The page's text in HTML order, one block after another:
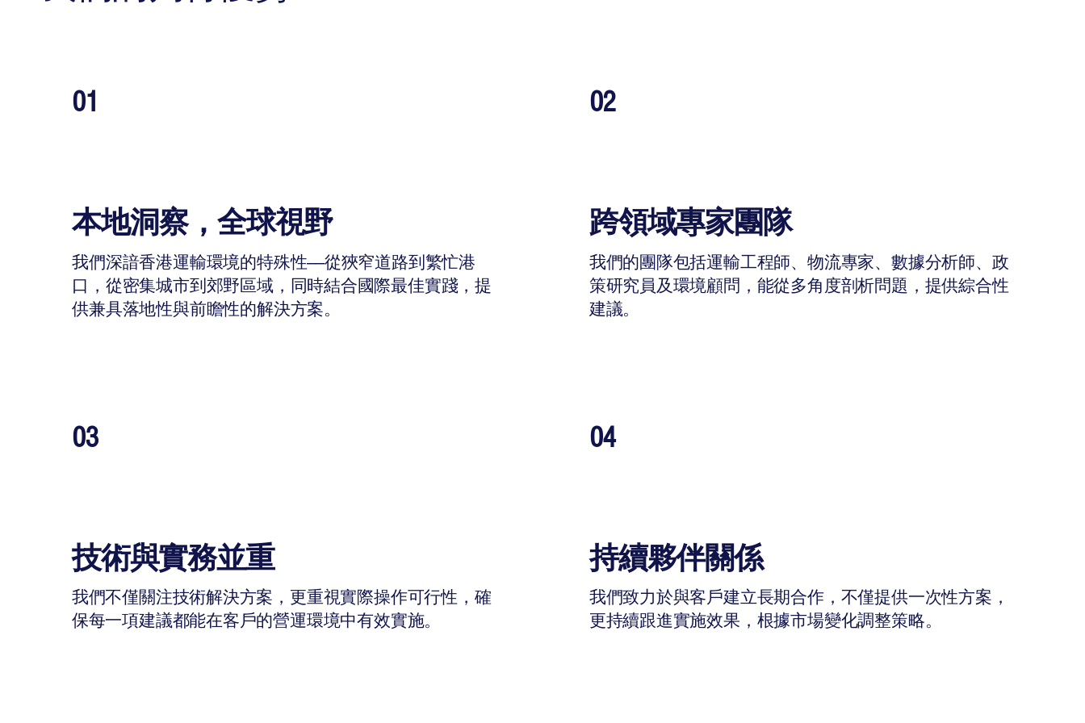
01
本地洞察，全球視野
我們深諳香港運輸環境的特殊性——從狹窄道路到繁忙港
口，從密集城市到郊野區域，同時結合國際最佳實踐，提
供兼具落地性與前瞻性的解決方案。
02
跨領域專家團隊
我們的團隊包括運輸工程師、物流專家、數據分析師、政
策研究員及環境顧問，能從多角度剖析問題，提供綜合性
建議。
03
技術與實務並重
我們不僅關注技術解決方案，更重視實際操作可行性，確
保每一項建議都能在客戶的營運環境中有效實施。
04
持續夥伴關係
我們致力於與客戶建立長期合作，不僅提供一次性方案，
更持續跟進實施效果，根據市場變化調整策略。